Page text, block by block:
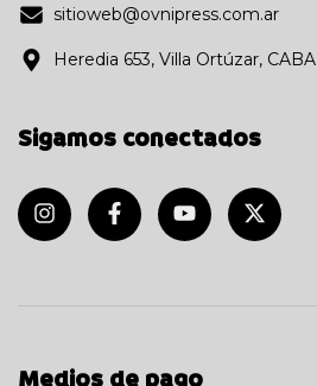
sitioweb@ovnipress.com.ar
Heredia 653, Villa Ortúzar, CABA
Sigamos conectados